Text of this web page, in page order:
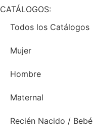
CATÁLOGOS:
Todos los Catálogos
Mujer
Hombre
Maternal
Recién Nacido / Bebé